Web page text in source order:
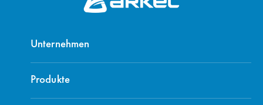
Unternehmen
Produkte